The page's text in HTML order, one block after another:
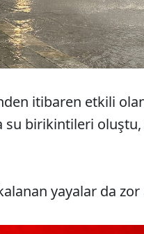
itibaren etkili
su birikintileri
yayalar da